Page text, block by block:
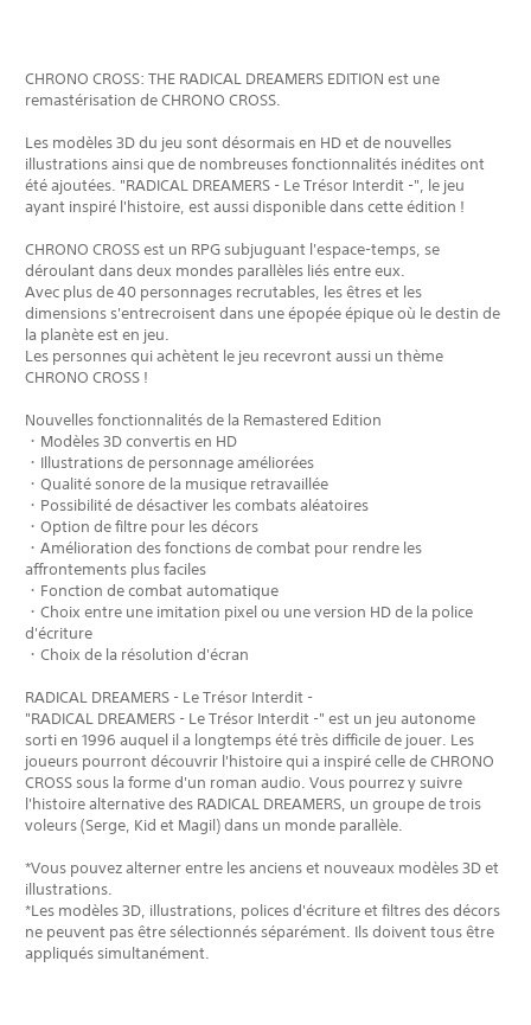
CHRONO CROSS: THE RADICAL DREAMERS EDITION est une
remastérisation de CHRONO CROSS.
Les modèles 3D du jeu sont désormais en HD et de nouvelles
illustrations ainsi que de nombreuses fonctionnalités inédites ont
été ajoutées. "RADICAL DREAMERS - Le Trésor Interdit -", le jeu
ayant inspiré l'histoire, est aussi disponible dans cette édition !
CHRONO CROSS est un RPG subjuguant l'espace-temps, se
déroulant dans deux mondes parallèles liés entre eux.
Avec plus de 40 personnages recrutables, les êtres et les
dimensions s'entrecroisent dans une épopée épique où le destin de
la planète est en jeu.
Les personnes qui achètent le jeu recevront aussi un thème
CHRONO CROSS !
Nouvelles fonctionnalités de la Remastered Edition
・Modèles 3D convertis en HD
・Illustrations de personnage améliorées
・Qualité sonore de la musique retravaillée
・Possibilité de désactiver les combats aléatoires
・Option de filtre pour les décors
・Amélioration des fonctions de combat pour rendre les
affrontements plus faciles
・Fonction de combat automatique
・Choix entre une imitation pixel ou une version HD de la police
d'écriture
・Choix de la résolution d'écran
RADICAL DREAMERS - Le Trésor Interdit -
"RADICAL DREAMERS - Le Trésor Interdit -" est un jeu autonome
sorti en 1996 auquel il a longtemps été très difficile de jouer. Les
joueurs pourront découvrir l'histoire qui a inspiré celle de CHRONO
CROSS sous la forme d'un roman audio. Vous pourrez y suivre
l'histoire alternative des RADICAL DREAMERS, un groupe de trois
voleurs (Serge, Kid et Magil) dans un monde parallèle.
*Vous pouvez alterner entre les anciens et nouveaux modèles 3D et
illustrations.
*Les modèles 3D, illustrations, polices d'écriture et filtres des décors
ne peuvent pas être sélectionnés séparément. Ils doivent tous être
appliqués simultanément.